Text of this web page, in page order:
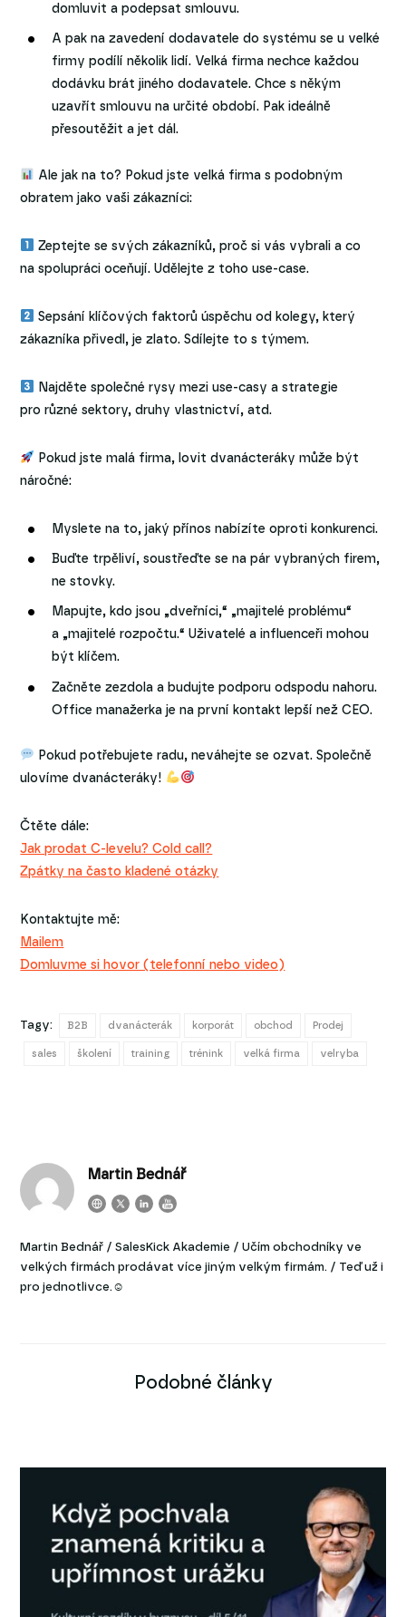
domluvit a podepsat smlouvu.
A pak na zavedení dodavatele do systému se u velké
firmy podílí několik lidí. Velká firma nechce každou
dodávku brát jiného dodavatele. Chce s někým
uzavřít smlouvu na určité období. Pak ideálně
přesoutěžit a jet dál.
Ale jak na to? Pokud jste velká firma s podobným
obratem jako vaši zákazníci:
Zeptejte se svých zákazníků, proč si vás vybrali a co
na spolupráci oceňují. Udělejte z toho use-case.
Sepsání klíčových faktorů úspěchu od kolegy, který
zákazníka přivedl, je zlato. Sdílejte to s týmem.
Najděte společné rysy mezi use-casy a strategie
pro různé sektory, druhy vlastnictví, atd.
Pokud jste malá firma, lovit dvanácteráky může být
náročné:
Myslete na to, jaký přínos nabízíte oproti konkurenci.
Buďte trpěliví, soustřeďte se na pár vybraných firem,
ne stovky.
Mapujte, kdo jsou „dveřníci,“ „majitelé problému“
a „majitelé rozpočtu.“ Uživatelé a influenceři mohou
být klíčem.
Začněte zezdola a budujte podporu odspodu nahoru.
Office manažerka je na první kontakt lepší než CEO.
Pokud potřebujete radu, neváhejte se ozvat. Společně
ulovíme dvanácteráky!
Čtěte dále:
Jak prodat C-levelu? Cold call?
Zpátky na často kladené otázky
Kontaktujte mě:
Mailem
Domluvme si hovor (telefonní nebo video)
Tagy: B2B dvanácterák korporát obchod Prodej
sales školení training trénink velká firma velryba
Martin Bednář
Martin Bednář / SalesKick Akademie / Učím obchodníky ve
velkých firmách prodávat více jiným velkým firmám. / Teď už i
pro jednotlivce.☺
Podobné články